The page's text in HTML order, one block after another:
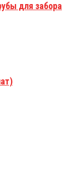
для забора